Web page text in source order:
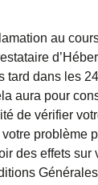
au
tard dans les
aura pour
de vérifier
problème
des effets sur